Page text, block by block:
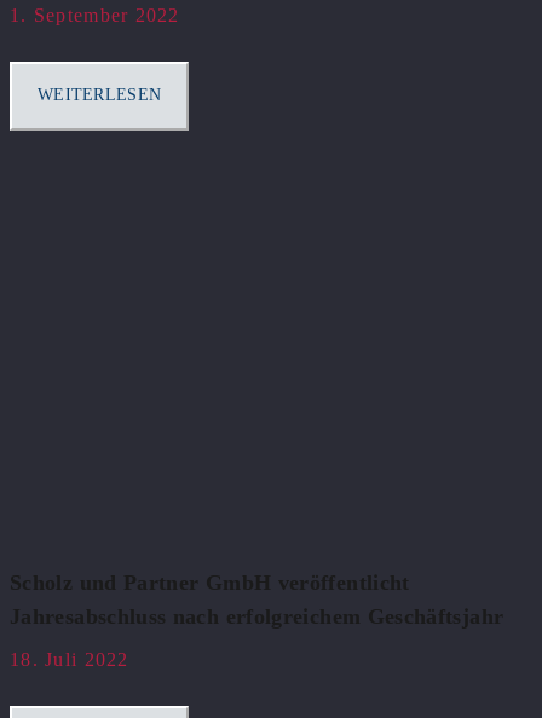
1. September 2022
WEITERLESEN
Scholz und Partner GmbH veröffentlicht
Jahresabschluss nach erfolgreichem Geschäftsjahr
18. Juli 2022